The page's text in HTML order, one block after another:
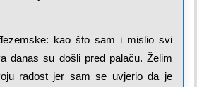
kao što sam i mislio svi
danas su došli pred palaču. Želim
radost jer sam se uvjerio da je